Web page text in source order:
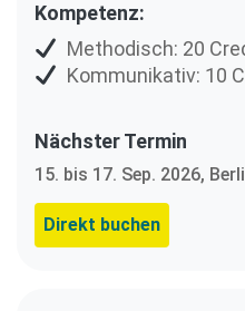
Kompetenz:
Methodisch: 20
Kommunikativ: 10
Nächster Termin
15. bis 17. Sep. 2026,
Direkt buchen